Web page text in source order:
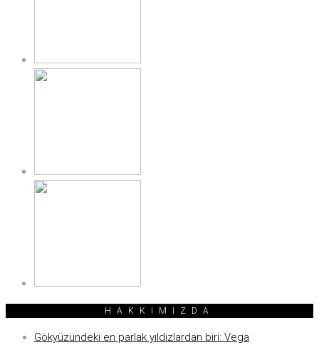
HAKKIMIZDA
Gökyüzündeki en parlak yıldızlardan biri: Vega